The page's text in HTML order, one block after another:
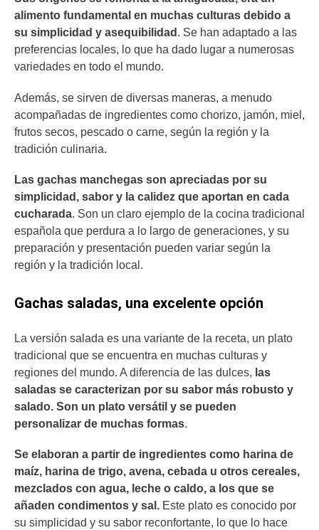
alimento fundamental en muchas culturas debido a
su simplicidad y asequibilidad . Se han adaptado a las
preferencias locales, lo que ha dado lugar a numerosas
variedades en todo el mundo.
Además, se sirven de diversas maneras, a menudo
acompañadas de ingredientes como chorizo, jamón, miel,
frutos secos, pescado o carne, según la región y la
tradición culinaria.
Las gachas manchegas son apreciadas por su
simplicidad, sabor y la calidez que aportan en cada
cucharada. Son un claro ejemplo de la cocina tradicional
española que perdura a lo largo de generaciones, y su
preparación y presentación pueden variar según la
región y la tradición local.
Gachas saladas, una excelente opción
La versión salada es una variante de la receta, un plato
tradicional que se encuentra en muchas culturas y
regiones del mundo. A diferencia de las dulces, las
saladas se caracterizan por su sabor más robusto y
salado. Son un plato versátil y se pueden
personalizar de muchas formas.
Se elaboran a partir de ingredientes como harina de
maíz, harina de trigo, avena, cebada u otros cereales,
mezclados con agua, leche o caldo, a los que se
añaden condimentos y sal. Este plato es conocido por
su simplicidad y su sabor reconfortante, lo que lo hace